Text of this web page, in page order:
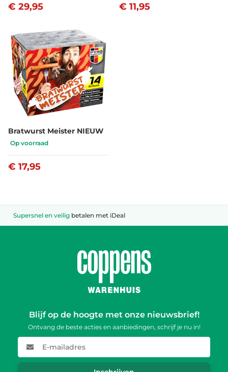
€ 29,95 € 11,95
Bratwurst Meister NIEUW
Op voorraad
€ 17,95
Dévuurwerkspecialistvan Brabant
Blijf op de hoogte met onze nieuwsbrief!
Ontvang de beste acties en aanbiedingen, schrijf je nu in!
E-mailadres